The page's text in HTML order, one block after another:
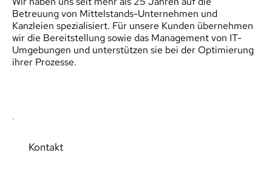
Betreuung von Mittelstands-Unternehmen und
Kanzleien spezialisiert. Für unsere Kunden übernehmen
wir die Bereitstellung sowie das Management von IT-
Umgebungen und unterstützen sie bei der Optimierung
ihrer Prozesse.
Kontakt